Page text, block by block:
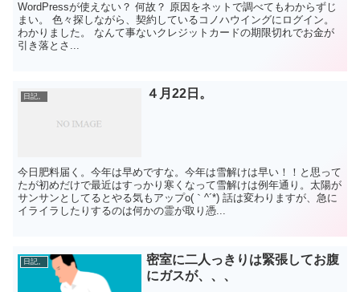
WordPressが使えない？ 何故？ 原因をネットで調べてもわからずじ
まい。 色々探しながら、契約しているコノハウイングにログイン。
わかりました。 なんて事ないクレジットカードの期限切れでお金が
引き落とさ...
日記。 ４月22日。
今日肥料届く。今年は早めですな。今年は雪解けは早い！！と思って
たが初めだけで最近はすっかり寒くなって雪解けは例年通り。太陽が
サンサンとしてるとやる気もアップo(｀^´*) 話は変わりますが、急に
イライラしたりするのは何かの霊が取り憑...
日記。
密室に二人っきりは緊張してお腹
にガスが、、、